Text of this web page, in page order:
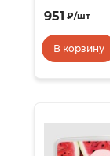
951 ₽/шт
В корзину